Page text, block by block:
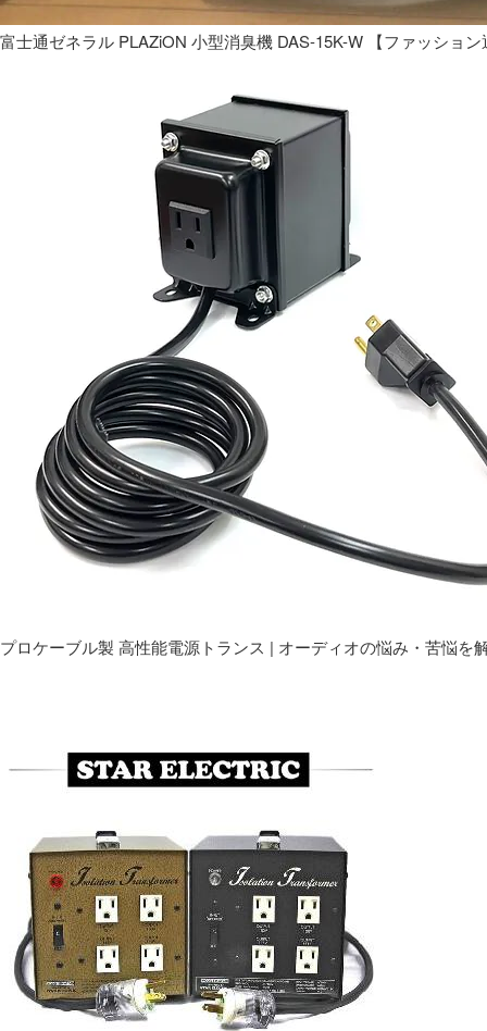
富士通ゼネラル PLAZiON 小型消臭機 DAS-15K-W 【ファッション
プロケーブル製 高性能電源トランス | オーディオの悩み・苦悩を